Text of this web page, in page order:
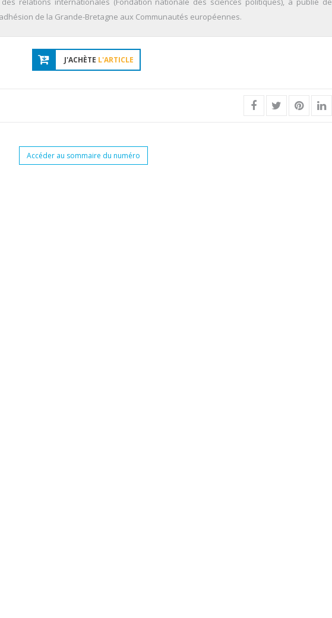
de la Grande-Bretagne aux Communautés européennes.
J'ACHÈTE L'ARTICLE
Accéder au sommaire du numéro